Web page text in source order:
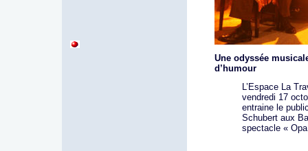
Une odyssée
d’humour
L’Espace La
vendredi 17
entraine le
Schubert aux
spectacle «